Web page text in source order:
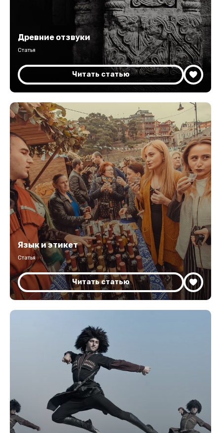
Древние отзвуки
Статья
Читать статью
Язык и этикет
Статья
Читать статью